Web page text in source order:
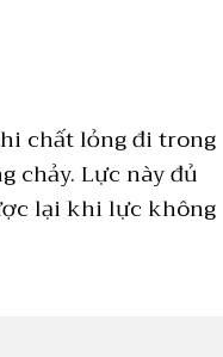
chất lỏng đi trong
chảy. Lực này đủ
lại khi lực không